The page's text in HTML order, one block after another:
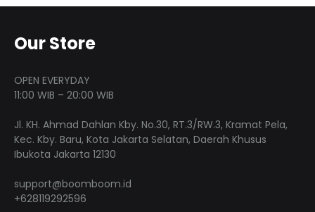
Our Store
OPEN EVERYDAY
11:00 WIB – 20:00 WIB
Jl. KH. Ahmad Dahlan Kby. No.30, RT.3/RW.3, Kramat Pela,
Kec. Kby. Baru, Kota Jakarta Selatan, Daerah Khusus
Ibukota Jakarta 12130
support@boomboom.id
+628119292596